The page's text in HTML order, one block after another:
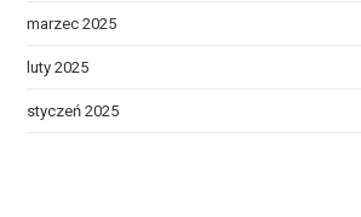
marzec 2025
luty 2025
styczeń 2025